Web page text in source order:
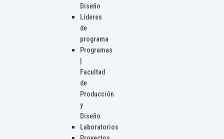
Diseño
Líderes
de
programa
Programas
Facultad
de
Producción
y
Diseño
Laboratorios